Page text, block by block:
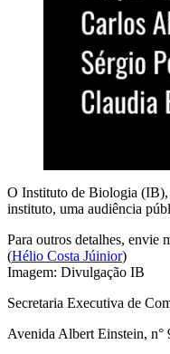
O Instituto de Biologia (IB),
instituto, uma audiência
Para outros detalhes, envie
(Hélio Costa Júinior)
Imagem: Divulgação IB
Secretaria Executiva de
Avenida Albert Einstein,